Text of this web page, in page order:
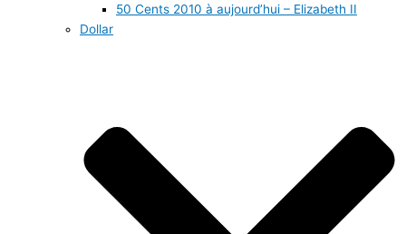
50 Cents 2010 à aujourd’hui – Elizabeth II
Dollar